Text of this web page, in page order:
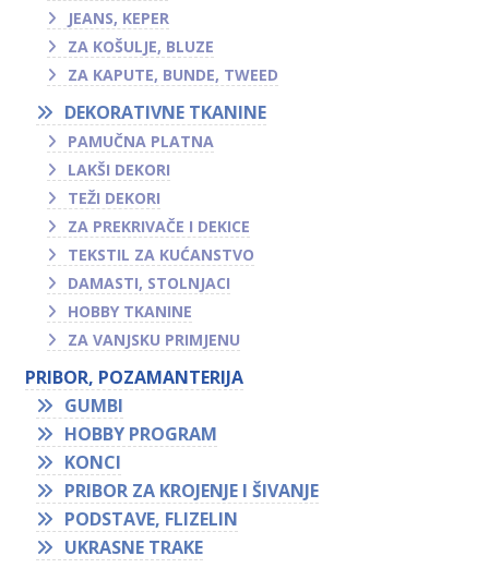
JEANS, KEPER
ZA KOŠULJE, BLUZE
ZA KAPUTE, BUNDE, TWEED
DEKORATIVNE TKANINE
PAMUČNA PLATNA
LAKŠI DEKORI
TEŽI DEKORI
ZA PREKRIVAČE I DEKICE
TEKSTIL ZA KUĆANSTVO
DAMASTI, STOLNJACI
HOBBY TKANINE
ZA VANJSKU PRIMJENU
PRIBOR, POZAMANTERIJA
GUMBI
HOBBY PROGRAM
KONCI
PRIBOR ZA KROJENJE I ŠIVANJE
PODSTAVE, FLIZELIN
UKRASNE TRAKE